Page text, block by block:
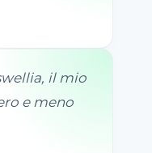
il mio
e meno